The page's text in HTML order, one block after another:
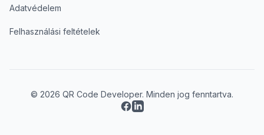
Adatvédelem
Felhasználási feltételek
© 2026 QR Code Developer. Minden jog fenntartva.